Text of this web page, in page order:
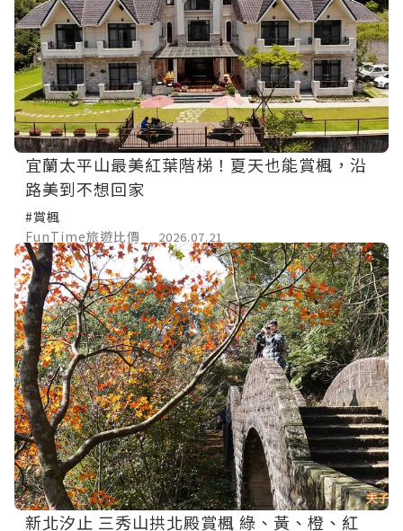
宜蘭太平山最美紅葉階梯！夏天也能賞楓，沿
路美到不想回家
#賞楓
FunTime旅遊比價
2026.07.21
新北汐止 三秀山拱北殿賞楓 綠、黃、橙、紅